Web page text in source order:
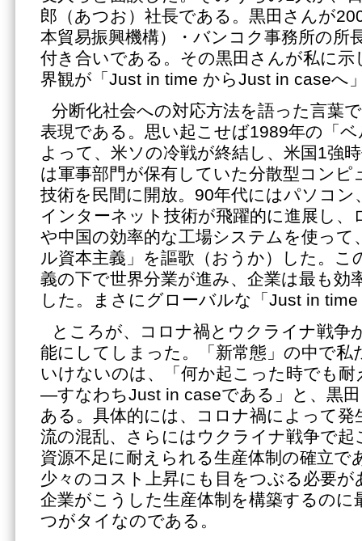
郎（あつお）社長である。黒田さんが
本貿易振興機構）・バンコク事務所の所
付き合いである。その黒田さんが私に
界観が「Just in time からJust in caseへ
分断化社会への対応方法を語った言葉
表現である。思い起こせば1989年の「
よって、米ソの冷戦が終結し、米国1強
は軍事部門が保有していた分散型コンピ
技術を民間に開放。90年代にはパソコン
インターネット技術が飛躍的に進展し、
や中国の効率的な工場システムを使って
ル資本主義」を謳歌（おうか）した。こ
義の下で世界分業が進み、企業は最も効
した。まさにグローバルな「Just in
ところが、コロナ禍とウクライナ戦争
能にしてしまった。「新常態」の中で
いけないのは、「何か起こった時でも
―すなわちJust in caseである」と、黒
ある。具体的には、コロナ禍によって発
流の混乱、さらにはウクライナ戦争で
資源不足に耐えられる生産体制の確立で
少々のコスト上昇にも目をつぶる必要が
企業がこうした生産体制を構築するのに
つがタイなのである。